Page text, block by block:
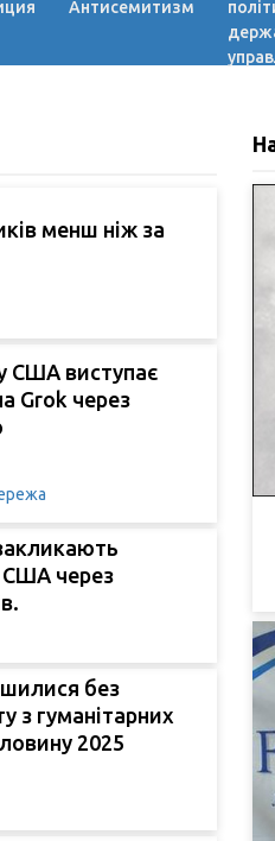
Антисемитизм
менш ніж за
США виступає
Grok через
США через
без
з гуманітарних
2025